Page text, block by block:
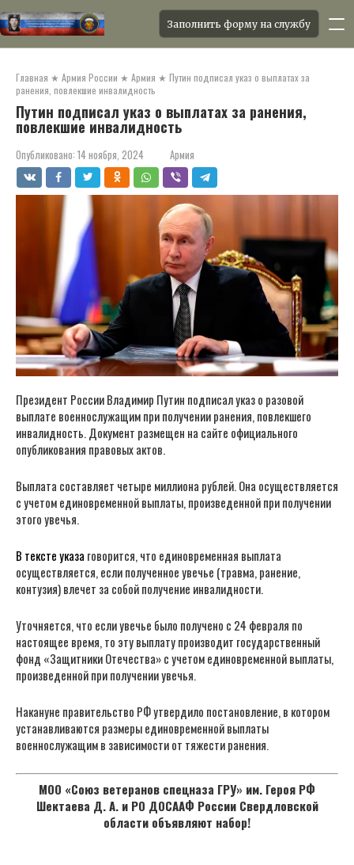
контенту
Заполнить форму на службу
Главная ★ Армия России ★ Армия ★ Путин подписал указ о выплатах за
ранения, повлекшие инвалидность
Путин подписал указ о выплатах за ранения,
повлекшие инвалидность
Опубликовано: 14 ноября, 2024 Армия
Президент России Владимир Путин подписал указ о разовой
выплате военнослужащим при получении ранения, повлекшего
инвалидность. Документ размещен на сайте официального
опубликования правовых актов.
Выплата составляет четыре миллиона рублей. Она осуществляется
с учетом единовременной выплаты, произведенной при получении
этого увечья.
В тексте указа говорится, что единовременная выплата
осуществляется, если полученное увечье (травма, ранение,
контузия) влечет за собой получение инвалидности.
Уточняется, что если увечье было получено с 24 февраля по
настоящее время, то эту выплату производит государственный
фонд «Защитники Отечества» с учетом единовременной выплаты,
произведенной при получении увечья.
Накануне правительство РФ утвердило постановление, в котором
устанавливаются размеры единовременной выплаты
военнослужащим в зависимости от тяжести ранения.
МОО «Союз ветеранов спецназа ГРУ» им. Героя РФ
Шектаева Д. А. и РО ДОСААФ России Свердловской
области объявляют набор!